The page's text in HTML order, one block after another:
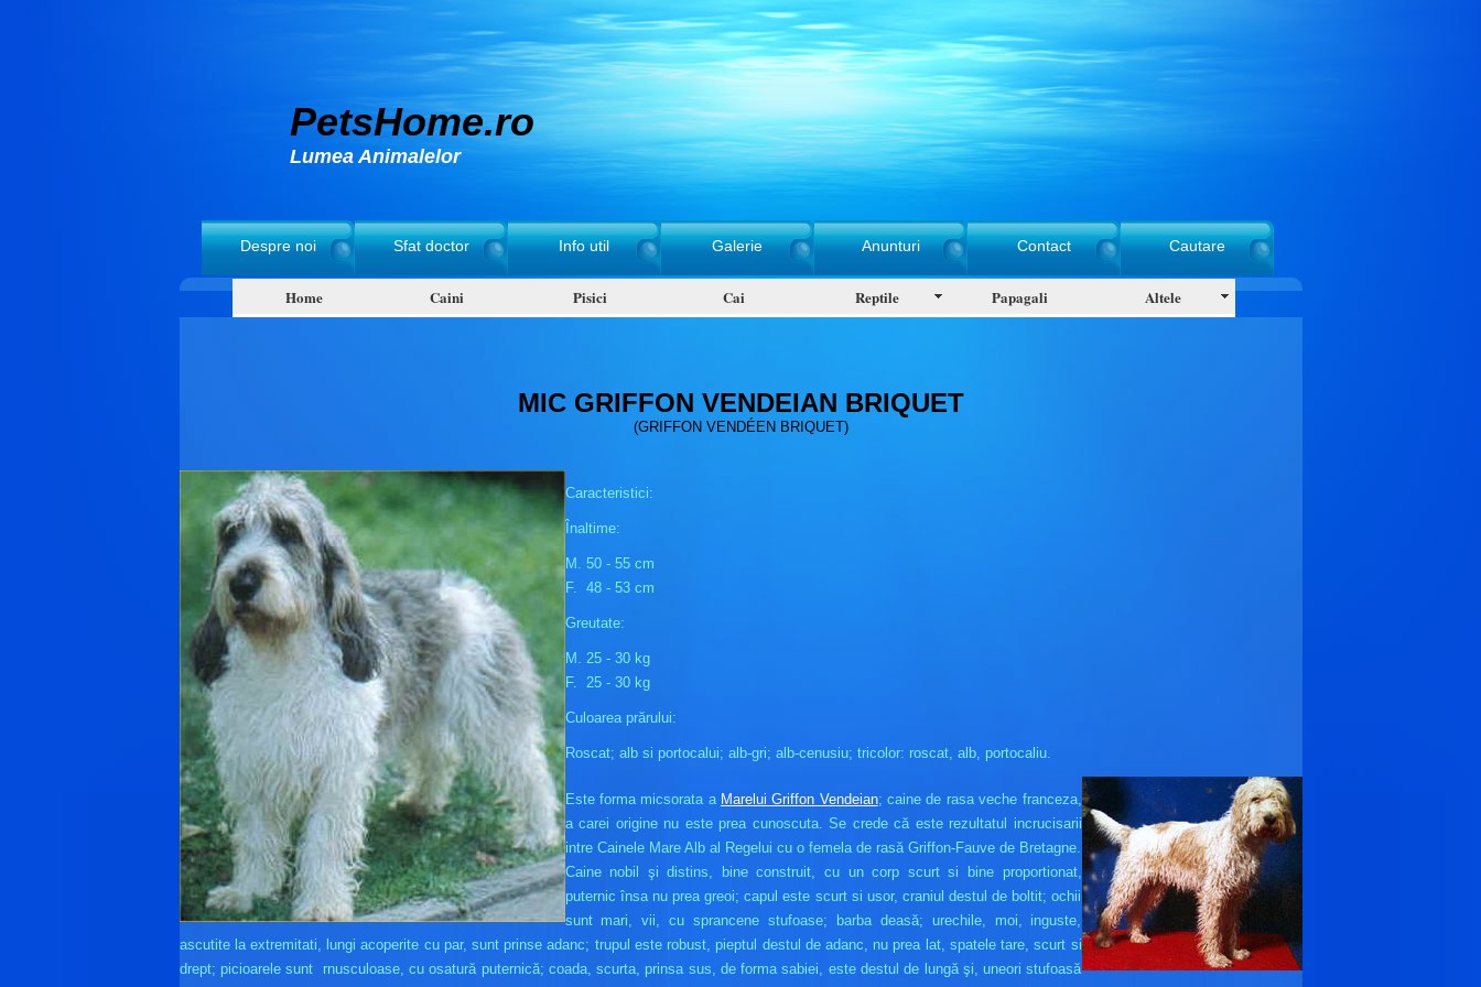
PetsHome.ro
Lumea Animalelor
Despre noi Sfat doctor Info util Galerie Anunturi Contact Cautare
Home Caini Pisici Cai Reptile Papagali Altele
MIC GRIFFON VENDEIAN BRIQUET
(GRIFFON VENDÉEN BRIQUET)
Caracteristici:
Înaltime:
M. 50 - 55 cm
F. 48 - 53 cm
Greutate:
M. 25 - 30 kg
F. 25 - 30 kg
Culoarea prărului:
Roscat; alb si portocalui; alb-gri; alb-cenusiu; tricolor: roscat, alb, portocaliu.
Este forma micsorata a Marelui Griffon Vendeian; caine de rasa veche franceza,
a carei origine nu este prea cunoscuta. Se crede că este rezultatul incrucisarii
intre Cainele Mare Alb al Regelui cu o femela de rasă Griffon-Fauve de Bretagne.
Caine nobil şi distins, bine construit, cu un corp scurt si bine proportionat,
puternic însa nu prea greoi; capul este scurt si usor, craniul destul de boltit; ochii
sunt mari, vii, cu sprancene stufoase; barba deasă; urechile, moi, inguste,
ascutite la extremitati, lungi acoperite cu par, sunt prinse adanc; trupul este robust, pieptul destul de adanc, nu prea lat, spatele tare, scurt si
drept; picioarele sunt rnusculoase, cu osatură puternică; coada, scurta, prinsa sus, de forma sabiei, este destul de lungă şi, uneori stufoasă